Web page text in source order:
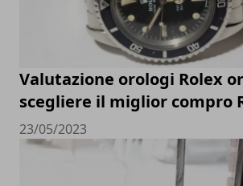
Valutazione orologi Rolex
scegliere il miglior compro
23/05/2023